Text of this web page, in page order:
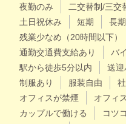
夜勤のみ
二交替制/三交
土日祝休み
短期 長
残業少なめ（20時間以下）
通勤交通費支給あり
バ
駅から徒歩5分以内
送迎
制服あり
服装自由
オフィスが禁煙
オフィ
カップルで働ける
コツ